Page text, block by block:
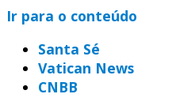
Ir para o conteúdo
Santa Sé
Vatican News
CNBB